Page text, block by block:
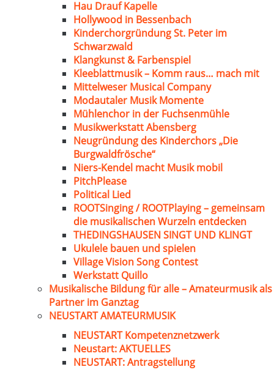
Hau Drauf Kapelle
Hollywood in Bessenbach
Kinderchorgründung St. Peter im
Schwarzwald
Klangkunst & Farbenspiel
Kleeblattmusik – Komm raus… mach mit
Mittelweser Musical Company
Modautaler Musik Momente
Mühlenchor in der Fuchsenmühle
Musikwerkstatt Abensberg
Neugründung des Kinderchors „Die
Burgwaldfrösche“
Niers-Kendel macht Musik mobil
PitchPlease
Political Lied
ROOTSinging / ROOTPlaying – gemeinsam
die musikalischen Wurzeln entdecken
THEDINGSHAUSEN SINGT UND KLINGT
Ukulele bauen und spielen
Village Vision Song Contest
Werkstatt Quillo
Musikalische Bildung für alle – Amateurmusik als
Partner im Ganztag
NEUSTART AMATEURMUSIK
NEUSTART Kompetenznetzwerk
Neustart: AKTUELLES
NEUSTART: Antragstellung